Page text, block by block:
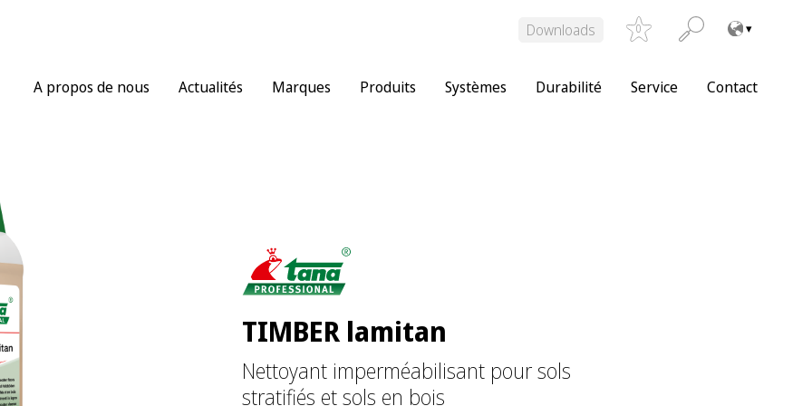
Downloads 0
A propos de nous Actualités Marques Produits Systèmes Durabilité Service Contact
TIMBER lamitan
Nettoyant imperméabilisant pour sols
stratifiés et sols en bois